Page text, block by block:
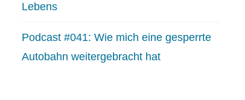
Lebens
Podcast #041: Wie mich eine gesperrte
Autobahn weitergebracht hat